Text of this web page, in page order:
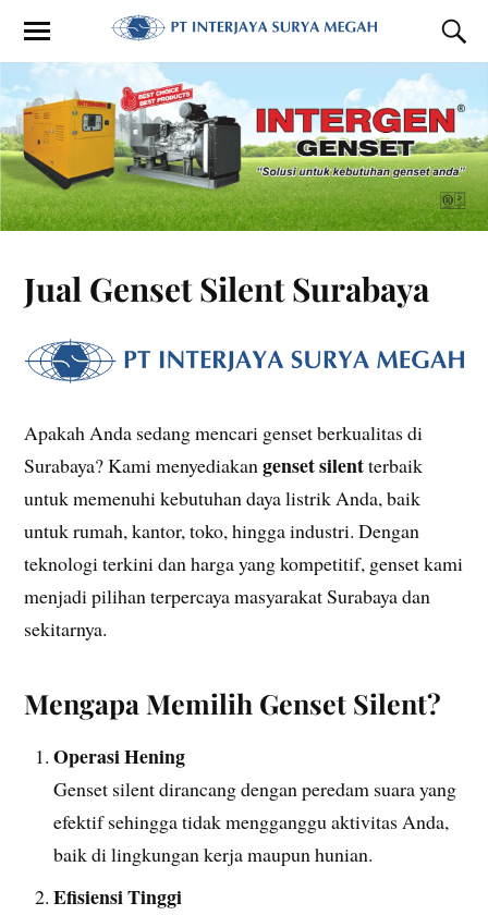
Jual Genset Silent Surabaya
Apakah Anda sedang mencari genset berkualitas di
Surabaya? Kami menyediakangenset silentterbaik
untuk memenuhi kebutuhan daya listrik Anda, baik
untuk rumah, kantor, toko, hingga industri. Dengan
teknologi terkini dan harga yang kompetitif, genset kami
menjadi pilihan terpercaya masyarakat Surabaya dan
sekitarnya.
Mengapa Memilih Genset Silent?
Operasi Hening
Genset silent dirancang dengan peredam suara yang
efektif sehingga tidak mengganggu aktivitas Anda,
baik di lingkungan kerja maupun hunian.
Efisiensi Tinggi